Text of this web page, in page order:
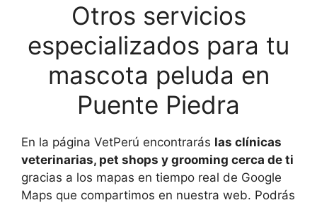
Otros servicios
especializados para tu
mascota peluda en
Puente Piedra
En la página VetPerú encontrarás las clínicas
veterinarias, pet shops y grooming cerca de ti
gracias a los mapas en tiempo real de Google
Maps que compartimos en nuestra web. Podrás